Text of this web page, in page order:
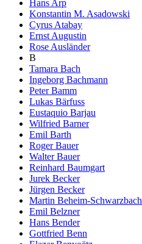
Hans Arp
Konstantin M. Asadowski
Cyrus Atabay
Ernst Augustin
Rose Ausländer
B
Tamara Bach
Ingeborg Bachmann
Peter Bamm
Lukas Bärfuss
Eustaquio Barjau
Wilfried Barner
Emil Barth
Roger Bauer
Walter Bauer
Reinhard Baumgart
Jurek Becker
Jürgen Becker
Martin Beheim-Schwarzbach
Emil Belzner
Hans Bender
Gottfried Benn